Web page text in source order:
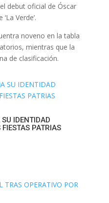
debut oficial de Óscar
Verde’.
noveno en la tabla
mientras que la
de clasificación.
IDENTIDAD
PATRIAS